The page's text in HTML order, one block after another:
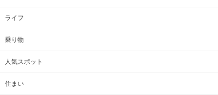
ライフ
乗り物
人気スポット
住まい